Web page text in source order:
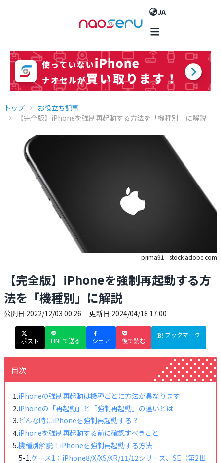
JA
トップ
お役立ち記事
【完全版】iPhoneを強制再起動する方法を「機種別」に解説
prima91 - stock.adobe.com
【完全版】iPhoneを強制再起動する方
法を「機種別」に解説
公開日 2022/12/03 00:26 更新日 2024/04/18 17:00
ポスト LINEで送る シェア 後で読む
ブックマーク
目次
iPhoneの強制再起動は機種ごとに方法が異なります
iPhoneの「再起動」と「強制再起動」の違いとは
どんな時にiPhoneを強制再起動する？
iPhoneを強制再起動する前に確認すべきこと
機種別解説！iPhoneを強制再起動する方法
ケース1：iPhone8/X/XS/XR/11/12シリーズ、SE（第2世